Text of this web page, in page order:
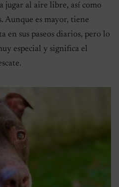
jugar al aire libre, así como
Aunque es mayor, tiene
en sus paseos diarios, pero lo
especial y significa el